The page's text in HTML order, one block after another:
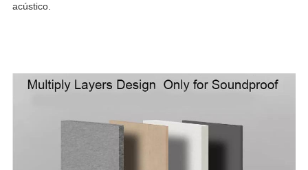
acústico.